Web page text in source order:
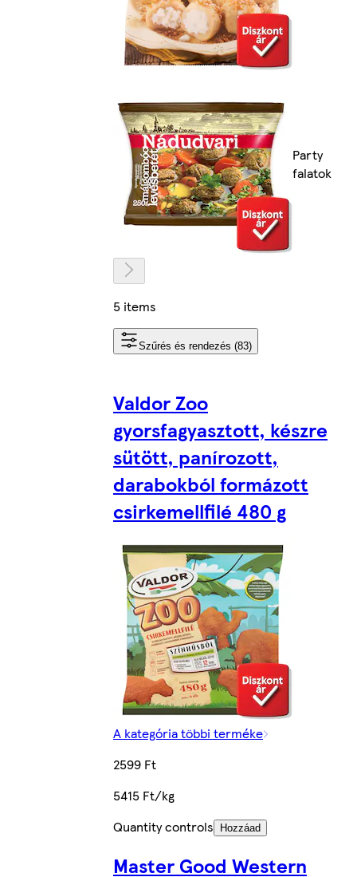
Party
falatok
5 items
Szűrés és rendezés (83)
Valdor Zoo
gyorsfagyasztott, készre
sütött, panírozott,
darabokból formázott
csirkemellfilé 480 g
A kategória többi terméke
2599 Ft
5415 Ft/kg
Quantity controls
Hozzáad
Master Good Western